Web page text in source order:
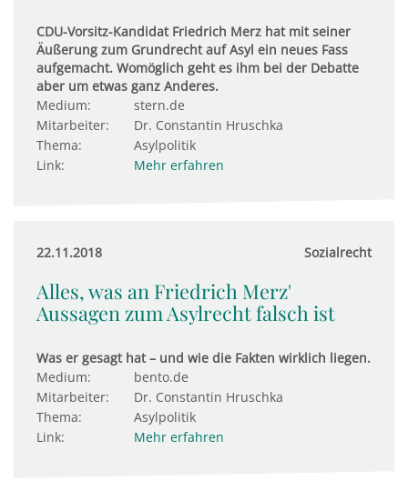
CDU-Vorsitz-Kandidat Friedrich Merz hat mit seiner
Äußerung zum Grundrecht auf Asyl ein neues Fass
aufgemacht. Womöglich geht es ihm bei der Debatte
aber um etwas ganz Anderes.
Medium:
stern.de
Mitarbeiter:
Dr. Constantin Hruschka
Thema:
Asylpolitik
Link:
Mehr erfahren
22.11.2018 Sozialrecht
Alles, was an Friedrich Merz'
Aussagen zum Asylrecht falsch ist
Was er gesagt hat – und wie die Fakten wirklich liegen.
Medium:
bento.de
Mitarbeiter:
Dr. Constantin Hruschka
Thema:
Asylpolitik
Link:
Mehr erfahren